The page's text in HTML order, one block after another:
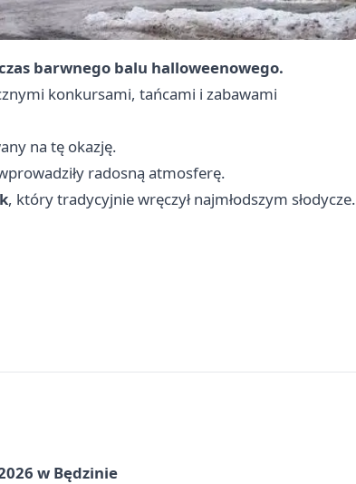
barwnego balu halloweenowego.
konkursami, tańcami i zabawami
na tę okazję.
radosną atmosferę.
, który tradycyjnie wręczył najmłodszym słodycze.
w Będzinie